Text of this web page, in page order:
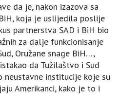
da je, nakon izazova sa
koja je uslijedila poslije
partnerstva SAD i BiH bio
za dalje funkcionisanje
Oružane snage BiH…,
da Tužilaštvo i Sud
neustavne institucije koje su
Amerikanci, kako je to i